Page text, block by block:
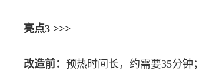
亮点3 >>>
改造前：预热时间长，约需要35分钟；